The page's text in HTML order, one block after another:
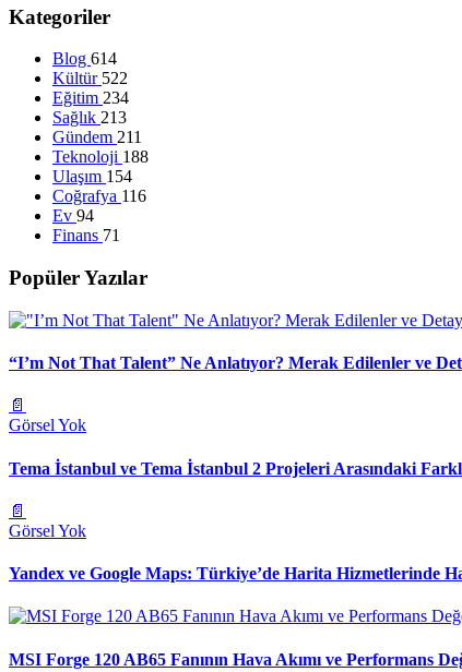
Kategoriler
Blog 614
Kültür 522
Eğitim 234
Sağlık 213
Gündem 211
Teknoloji 188
Ulaşım 154
Coğrafya 116
Ev 94
Finans 71
Popüler Yazılar
“I’m Not That Talent” Ne Anlatıyor? Merak Edilenler ve
📄
Görsel Yok
Tema İstanbul ve Tema İstanbul 2 Projeleri Arasındaki
📄
Görsel Yok
Yandex ve Google Maps: Türkiye’de Harita Hizmetlerinde
MSI Forge 120 AB65 Fanının Hava Akımı ve Performans